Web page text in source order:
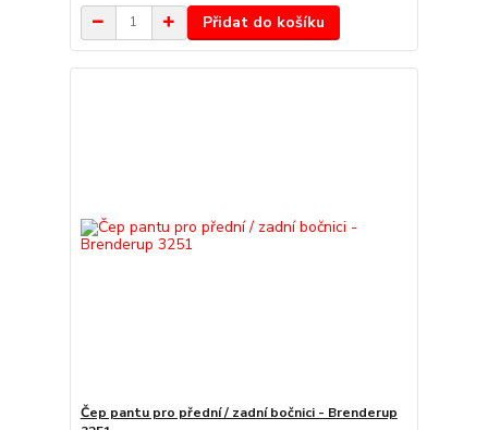
Přidat do košíku
Čep pantu pro přední / zadní bočnici - Brenderup